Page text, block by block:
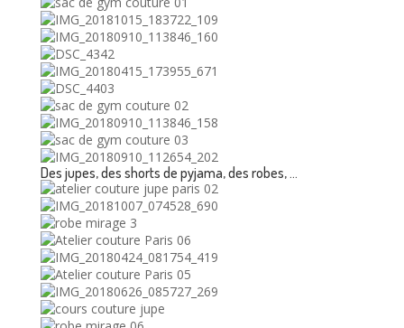
Des jupes, des shorts de pyjama, des robes, …